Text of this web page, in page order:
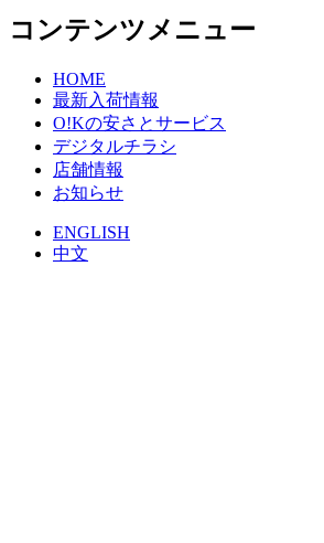
コンテンツメニュー
HOME
最新入荷情報
O!Kの安さとサービス
デジタルチラシ
店舗情報
お知らせ
ENGLISH
中文